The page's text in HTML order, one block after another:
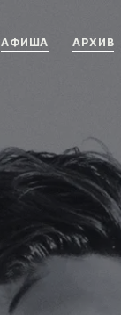
АФИША АРХИВ